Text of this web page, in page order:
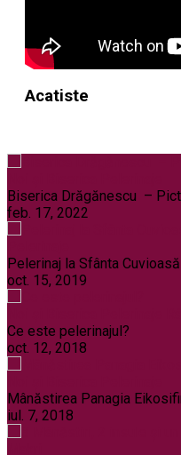
Acatiste
Biserica Drăgănescu –
feb. 17, 2022
Pelerinaj la Sfânta
oct. 15, 2019
Ce este pelerinajul?
oct. 12, 2018
Mânăstirea Panagia
iul. 7, 2018